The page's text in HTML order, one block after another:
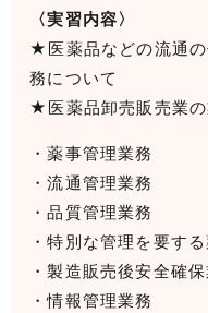
〈実習内容〉
★医薬品などの流通
務について
★医薬品卸売販売業の
・薬事管理業務
・流通管理業務
・品質管理業務
・特別な管理を要す
・製造販売後安全確
・情報管理業務